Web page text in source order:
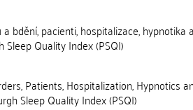
bdění, pacienti, hospitalizace, hypnotika
Quality Index (PSQI)
Patients, Hospitalization, Hypnotics
Sleep Quality Index (PSQI)